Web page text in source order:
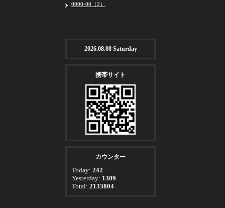
0000-00（2）
2026.08.08 Saturday
携帯サイト
カウンター
Today: 242
Yesterday: 1309
Total: 2133804